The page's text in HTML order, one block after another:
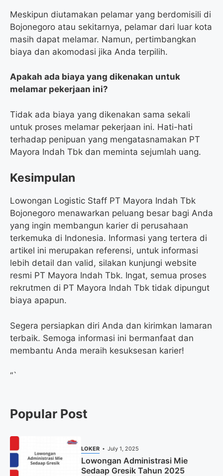
Meskipun diutamakan pelamar yang berdomisili di
Bojonegoro atau sekitarnya, pelamar dari luar kota
masih dapat melamar. Namun, pertimbangkan
biaya dan akomodasi jika Anda terpilih.
Apakah ada biaya yang dikenakan untuk
melamar pekerjaan ini?
Tidak ada biaya yang dikenakan sama sekali
untuk proses melamar pekerjaan ini. Hati-hati
terhadap penipuan yang mengatasnamakan PT
Mayora Indah Tbk dan meminta sejumlah uang.
Kesimpulan
Lowongan Logistic Staff PT Mayora Indah Tbk
Bojonegoro menawarkan peluang besar bagi Anda
yang ingin membangun karier di perusahaan
terkemuka di Indonesia. Informasi yang tertera di
artikel ini merupakan referensi, untuk informasi
lebih detail dan valid, silakan kunjungi website
resmi PT Mayora Indah Tbk. Ingat, semua proses
rekrutmen di PT Mayora Indah Tbk tidak dipungut
biaya apapun.
Segera persiapkan diri Anda dan kirimkan lamaran
terbaik. Semoga informasi ini bermanfaat dan
membantu Anda meraih kesuksesan karier!
“`
Popular Post
LOKER July 1, 2025
Lowongan Administrasi Mie
Sedaap Gresik Tahun 2025